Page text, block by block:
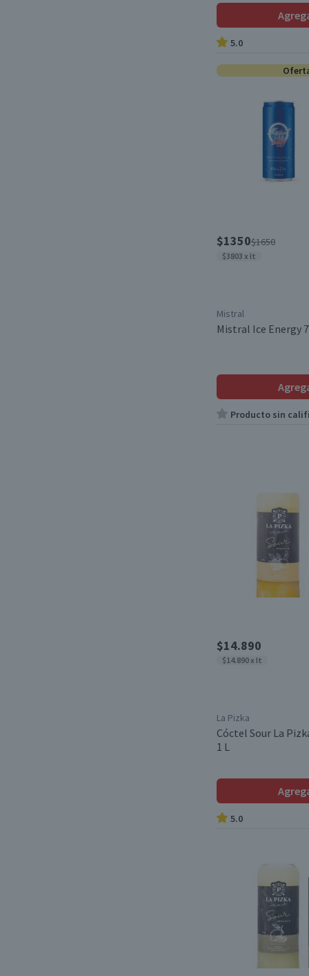
5.0
$1350$1650
$3803 x lt
Mistral
Mistral Ice Energy
Producto sin
$14.890
$14.890 x lt
La Pizka
Cóctel Sour La
1 L
5.0